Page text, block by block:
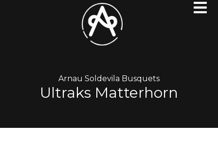
Arnau Soldevila Busquets
Ultraks Matterhorn